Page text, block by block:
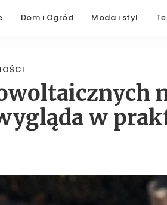
Dom i Ogród Moda i styl
w